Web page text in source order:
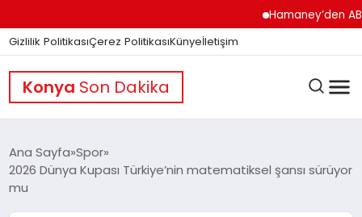
Hamaney’den ABD’ye
Gizlilik PolitikasıÇerez PolitikasıKünyeİletişim
Konya Son Dakika
GÜNDEM
Ana Sayfa Spor
2026 Dünya Kupası Türkiye’nin matematiksel şansı sürüyor
mu